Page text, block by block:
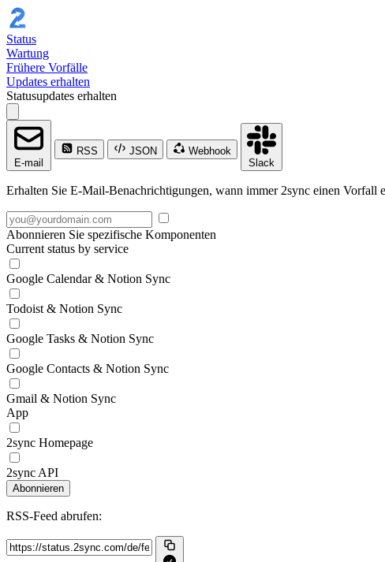
Status
Wartung
Frühere Vorfälle
Updates erhalten
Statusupdates erhalten
E-mail
RSS JSON
Webhook
Slack
Erhalten Sie E-Mail-Benachrichtigungen, wann immer 2sync einen Vorfall
Abonnieren Sie spezifische Komponenten
Current status by service
Google Calendar & Notion Sync
Todoist & Notion Sync
Google Tasks & Notion Sync
Google Contacts & Notion Sync
Gmail & Notion Sync
App
2sync Homepage
2sync API
Abonnieren
RSS‑Feed abrufen: